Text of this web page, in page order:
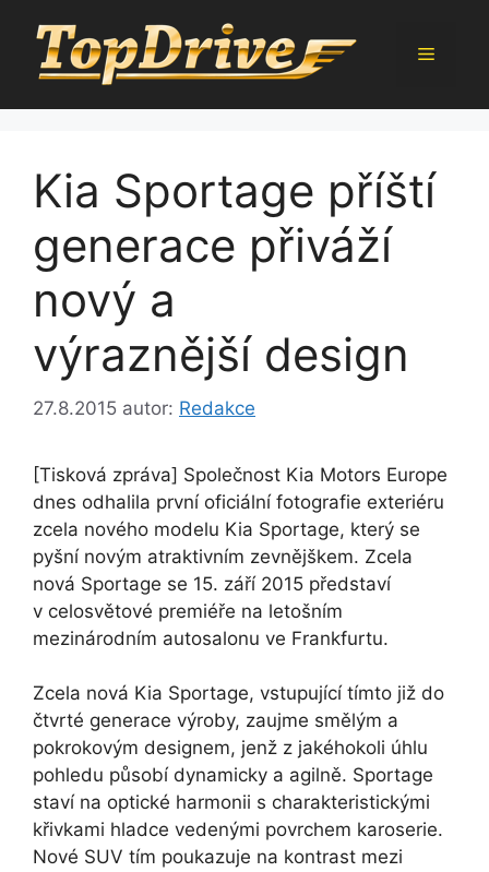
obsah
Menu
Kia Sportage příští
generace přiváží
nový a
výraznější design
27.8.2015 autor: Redakce
[Tisková zpráva] Společnost Kia Motors Europe
dnes odhalila první oficiální fotografie exteriéru
zcela nového modelu Kia Sportage, který se
pyšní novým atraktivním zevnějškem. Zcela
nová Sportage se 15. září 2015 představí
v celosvětové premiéře na letošním
mezinárodním autosalonu ve Frankfurtu.
Zcela nová Kia Sportage, vstupující tímto již do
čtvrté generace výroby, zaujme smělým a
pokrokovým designem, jenž z jakéhokoli úhlu
pohledu působí dynamicky a agilně. Sportage
staví na optické harmonii s charakteristickými
křivkami hladce vedenými povrchem karoserie.
Nové SUV tím poukazuje na kontrast mezi